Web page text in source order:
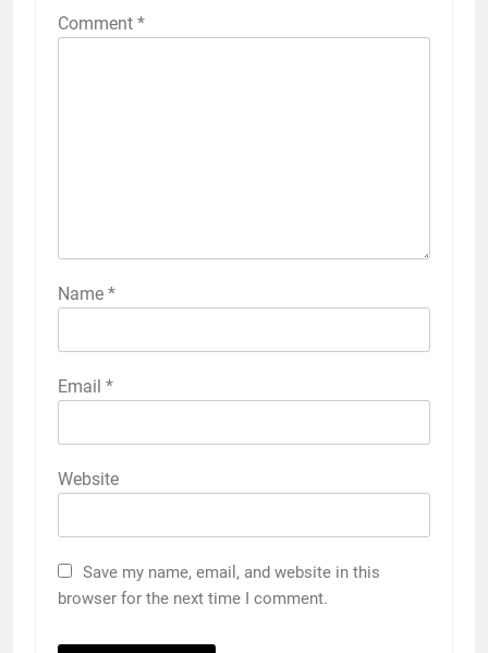
Comment *
Name *
Email *
Website
Save my name, email, and website in this
browser for the next time I comment.